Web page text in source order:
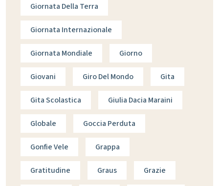
Giornata Della Terra
Giornata Internazionale
Giornata Mondiale Giorno
Giovani Giro Del Mondo Gita
Gita Scolastica Giulia Dacia Maraini
Globale Goccia Perduta
Gonfie Vele Grappa
Gratitudine Graus Grazie